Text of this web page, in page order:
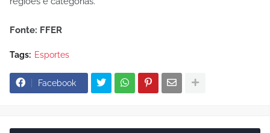
Fonte: FFER
Tags: Esportes
Facebook